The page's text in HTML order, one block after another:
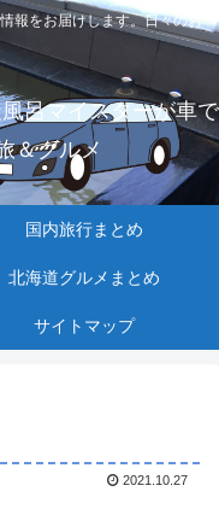
報をお届けします。日々のお
呂マイスターが車で
＆グルメ
国内旅行まとめ
北海道グルメまとめ
サイトマップ
2021.10.27